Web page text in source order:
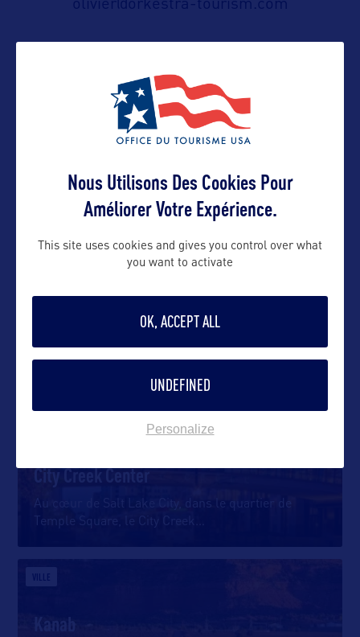
olivier@orkestra-tourism.com
Suivre
VOIR LE SITE
DANS LA MÊME CATEGORIE
City Creek Center
Au cœur de Salt Lake City, dans le quartier de
Temple Square, le City Creek
VILLE
Kanab
Nous Utilisons Des Cookies Pour
Améliorer Votre Expérience.
This site uses cookies and gives you control over what
you want to activate
OK, ACCEPT ALL
UNDEFINED
Personalize